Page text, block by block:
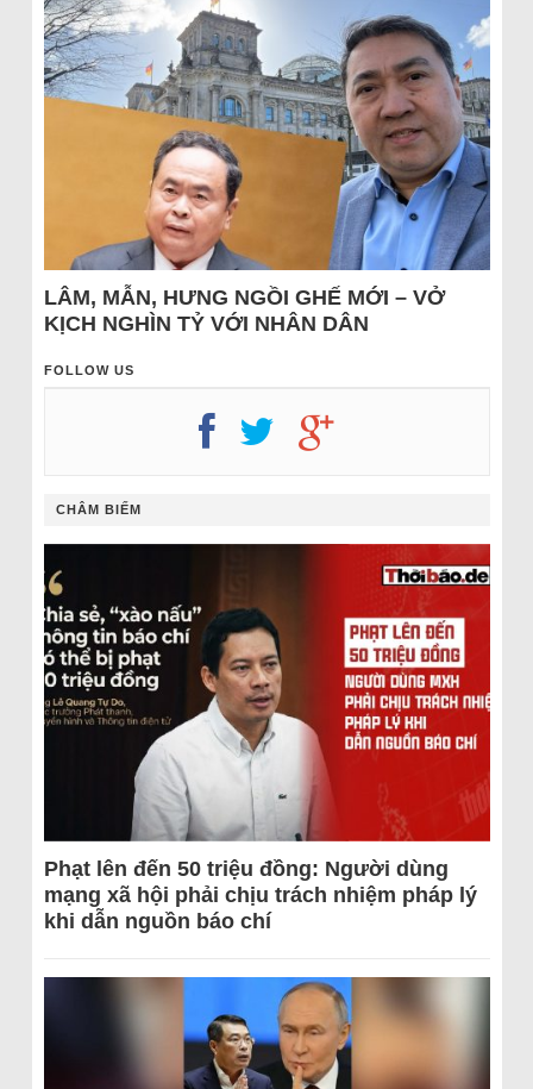
LÂM, MẪN, HƯNG NGỒI GHẾ MỚI – VỞ
KỊCH NGHÌN TỶ VỚI NHÂN DÂN
FOLLOW US
CHÂM BIẾM
Phạt lên đến 50 triệu đồng: Người dùng
mạng xã hội phải chịu trách nhiệm pháp lý
khi dẫn nguồn báo chí